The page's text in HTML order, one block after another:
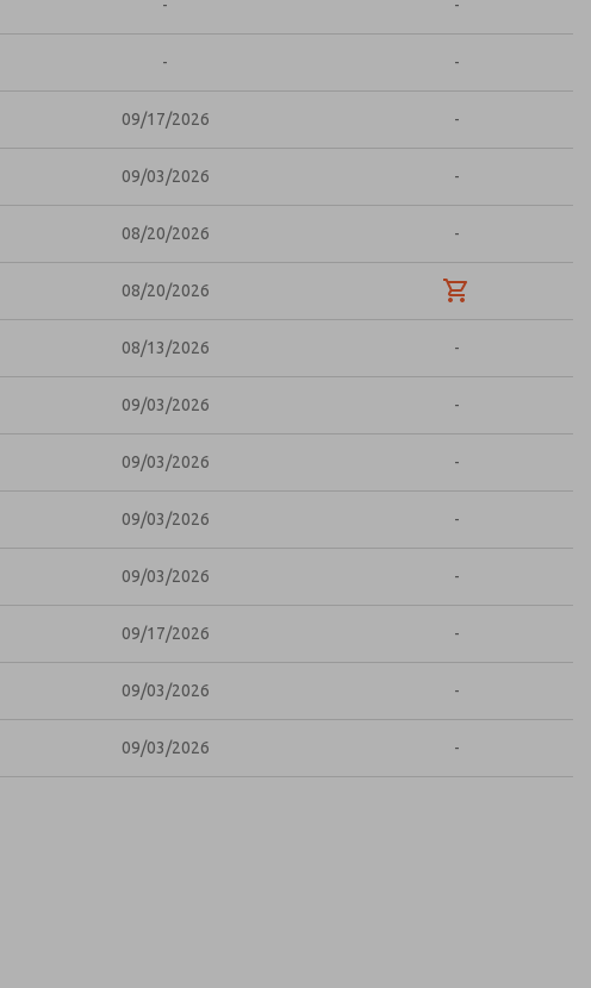
- -
- -
09/17/2026 -
09/03/2026 -
08/20/2026 -
08/20/2026
08/13/2026 -
09/03/2026 -
09/03/2026 -
09/03/2026 -
09/03/2026 -
09/17/2026 -
09/03/2026 -
09/03/2026 -